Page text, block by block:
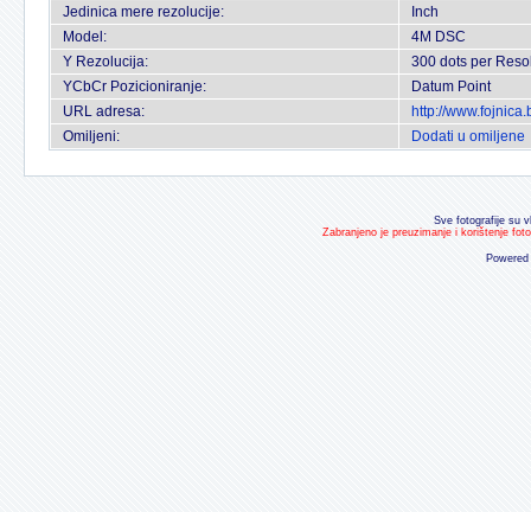
Jedinica mere rezolucije:
Inch
Model:
4M DSC
Y Rezolucija:
300 dots per
YCbCr Pozicioniranje:
Datum Point
URL adresa:
http://
Omiljeni:
Dodati u omiljene
Sve fotografije su
Zabranjeno je preuzimanje i korištenje